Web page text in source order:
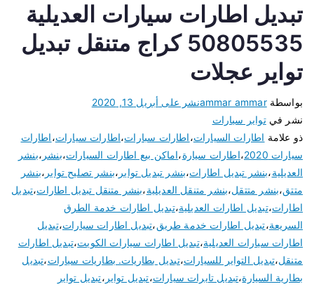
تبديل اطارات سيارات العديلية
50805535 كراج متنقل تبديل
تواير عجلات
بواسطةammar ammarنشر على أبريل 13, 2020
نشر فيتواير سيارات
ذو علامة اطارات السيارات،اطارات سبارات،اطارات سيارات،اطارات
سيارات 2020
،اطارات سيارة،اماكن بيع اطارات السيارات،بنشر ،بنشر
العديلية،بنشر تبديل اطارات،بنشر تبديل تواير ،بنشر تصليح تواير ،بنشر
متتق،بنشر متتقل،بنشر متنقل العديلية،بنشر متنقل تبديل اطارات،تبديل
اطارات،تبديل اطارات العديلية،تبديل اطارات خدمة الطرق
السريعة،تبديل اطارات خدمة طريق،تبديل اطارات سيارات،تبديل
اطارات سيارات العديلية،تبديل اطارات سيارات الكويت،تبديل اطارات
متنقل،تبديل التواير للسيارات،تبديل بطاريات. بطاريات سيارات،تبديل
بطارية السيارة،تبديل تايرات سيارات،تبديل تواير ،تبديل تواير